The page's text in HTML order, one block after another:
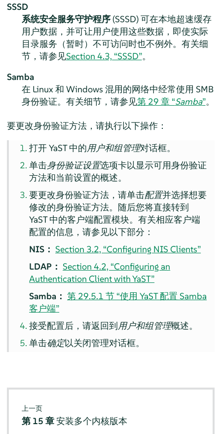
SSSD
系统安全服务守护程序(SSSD) 可在本地超速缓存
用户数据，并可让用户使用这些数据，即使实际
目录服务（暂时）不可访问时也不例外。有关细
节，请参见Section 4.3, “SSSD”。
Samba
在 Linux 和 Windows 混用的网络中经常使用 SMB
身份验证。有关细节，请参见第 29 章 “Samba”。
要更改身份验证方法，请执行以下操作：
打开 YaST 中的用户和组管理对话框。
单击身份验证设置选项卡以显示可用身份验证
方法和当前设置的概述。
要更改身份验证方法，请单击配置并选择想要
修改的身份验证方法。随后您将直接转到
YaST 中的客户端配置模块。有关相应客户端
配置的信息，请参见以下部分：
NIS： Section 3.2, “Configuring NIS Clients”
LDAP： Section 4.2, “Configuring an
Authentication Client with YaST”
Samba： 第 29.5.1 节 “使用 YaST 配置 Samba
客户端”
接受配置后，请返回到用户和组管理概述。
单击确定以关闭管理对话框。
上一页
第 15 章安装多个内核版本